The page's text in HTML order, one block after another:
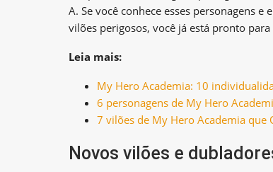
A. Se você conhece esses personagens
vilões perigosos, você já está pronto para
Leia mais:
My Hero Academia: 10
6 personagens de My Hero
7 vilões de My Hero Academia que
Novos vilões e